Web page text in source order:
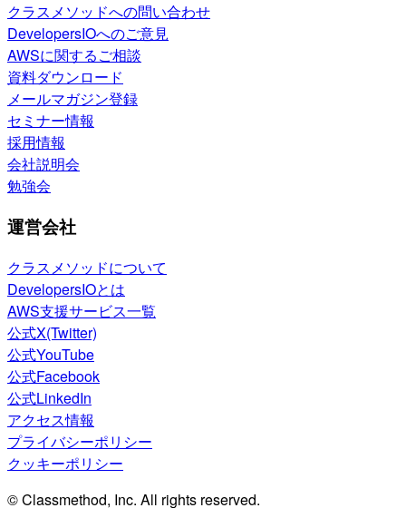
クラスメソッドへの問い合わせ
DevelopersIOへのご意見
AWSに関するご相談
資料ダウンロード
メールマガジン登録
セミナー情報
採用情報
会社説明会
勉強会
運営会社
クラスメソッドについて
DevelopersIOとは
AWS支援サービス一覧
公式X(Twitter)
公式YouTube
公式Facebook
公式LinkedIn
アクセス情報
プライバシーポリシー
クッキーポリシー
© Classmethod, Inc. All rights reserved.